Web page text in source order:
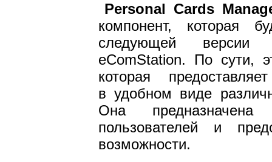
Personal Cards
компонент, которая
следующей версии
eComStation. По сути,
которая
в удобном виде
Она
пользователей и
возможности.